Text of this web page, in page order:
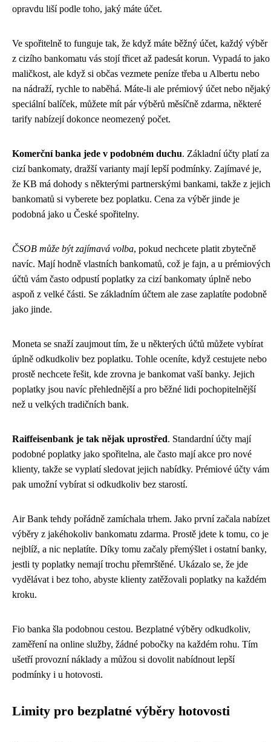
opravdu liší podle toho, jaký máte účet.
Ve spořitelně to funguje tak, že když máte běžný účet, každý výběr
z cizího bankomatu vás stojí třicet až padesát korun. Vypadá to jako
maličkost, ale když si občas vezmete peníze třeba u Albertu nebo
na nádraží, rychle to naběhá. Máte-li ale prémiový účet nebo nějaký
speciální balíček, můžete mít pár výběrů měsíčně zdarma, některé
tarify nabízejí dokonce neomezený počet.
Komerční banka jede v podobném duchu. Základní účty platí za
cizí bankomaty, dražší varianty mají lepší podmínky. Zajímavé je,
že KB má dohody s některými partnerskými bankami, takže z jejich
bankomatů si vyberete bez poplatku. Cena za výběr jinde je
podobná jako u České spořitelny.
ČSOB může být zajímavá volba, pokud nechcete platit zbytečně
navíc. Mají hodně vlastních bankomatů, což je fajn, a u prémiových
účtů vám často odpustí poplatky za cizí bankomaty úplně nebo
aspoň z velké části. Se základním účtem ale zase zaplatíte podobně
jako jinde.
Moneta se snaží zaujmout tím, že u některých účtů můžete vybírat
úplně odkudkoliv bez poplatku. Tohle oceníte, když cestujete nebo
prostě nechcete řešit, kde zrovna je bankomat vaší banky. Jejich
poplatky jsou navíc přehlednější a pro běžné lidi pochopitelnější
než u velkých tradičních bank.
Raiffeisenbank je tak nějak uprostřed. Standardní účty mají
podobné poplatky jako spořitelna, ale často mají akce pro nové
klienty, takže se vyplatí sledovat jejich nabídky. Prémiové účty vám
pak umožní vybírat si odkudkoliv bez starostí.
Air Bank tehdy pořádně zamíchala trhem. Jako první začala nabízet
výběry z jakéhokoliv bankomatu zdarma. Prostě jdete k tomu, co je
nejblíž, a nic neplatíte. Díky tomu začaly přemýšlet i ostatní banky,
jestli ty poplatky nemají trochu přemrštěné. Ukázalo se, že jde
vydělávat i bez toho, abyste klienty zatěžovali poplatky na každém
kroku.
Fio banka šla podobnou cestou. Bezplatné výběry odkudkoliv,
zaměření na online služby, žádné pobočky na každém rohu. Tím
ušetří provozní náklady a můžou si dovolit nabídnout lepší
podmínky i u hotovosti.
Limity pro bezplatné výběry hotovosti